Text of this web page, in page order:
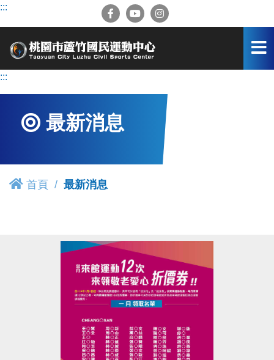
跳
容
:::
:::
最新消息
首頁 最新消息